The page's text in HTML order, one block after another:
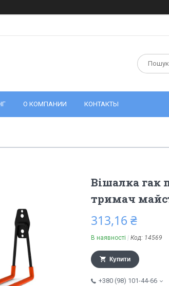
О КОМПАНИИ КОНТАКТЫ
Вішалка гак
тримач
313,16 ₴
В наявності Код: 14569
Купити
+380 (98) 101-44-66